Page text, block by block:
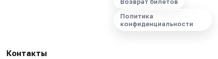
Возврат билетов
Политика
конфиденциальности
Контакты